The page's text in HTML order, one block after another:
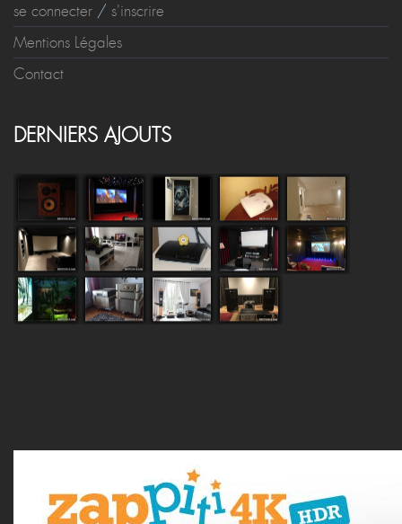
se connecter / s'inscrire
Mentions Légales
Contact
DERNIERS AJOUTS